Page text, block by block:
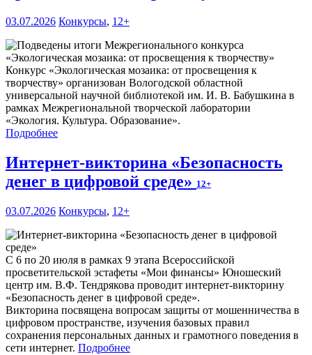
03.07.2026 Конкурсы, 12+
Конкурс «Экологическая мозаика: от просвещения к
творчеству» организован Вологодской областной
универсальной научной библиотекой им. И. В. Бабушкина в
рамках Межрегиональной творческой лаборатории
«Экология. Культура. Образование».
Подробнее
Интернет-викторина «Безопасность
денег в цифровой среде» 12+
03.07.2026 Конкурсы, 12+
С 6 по 20 июля в рамках 9 этапа Всероссийской
просветительской эстафеты «Мои финансы» Юношеский
центр им. В.Ф. Тендрякова проводит интернет-викторину
«Безопасность денег в цифровой среде».
Викторина посвящена вопросам защиты от мошенничества в
цифровом пространстве, изучения базовых правил
сохранения персональных данных и грамотного поведения в
сети интернет. Подробнее